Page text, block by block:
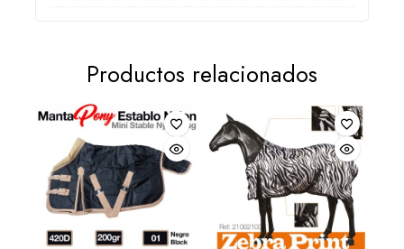
Productos relacionados